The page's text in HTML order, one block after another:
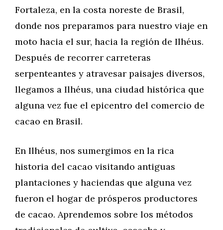
Fortaleza, en la costa noreste de Brasil,
donde nos preparamos para nuestro viaje en
moto hacia el sur, hacia la región de Ilhéus.
Después de recorrer carreteras
serpenteantes y atravesar paisajes diversos,
llegamos a Ilhéus, una ciudad histórica que
alguna vez fue el epicentro del comercio de
cacao en Brasil.
En Ilhéus, nos sumergimos en la rica
historia del cacao visitando antiguas
plantaciones y haciendas que alguna vez
fueron el hogar de prósperos productores
de cacao. Aprendemos sobre los métodos